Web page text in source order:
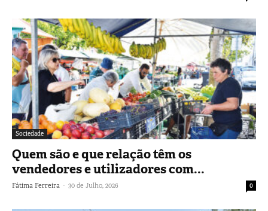
Sociedade
Quem são e que relação têm os
vendedores e utilizadores com...
Fátima Ferreira - 30 de Julho, 2026 0